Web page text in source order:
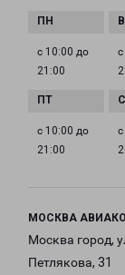
с 10:00 до
21:00
с 10:00 до
21:00
МОСКВА
Москва город,
Петлякова, 31